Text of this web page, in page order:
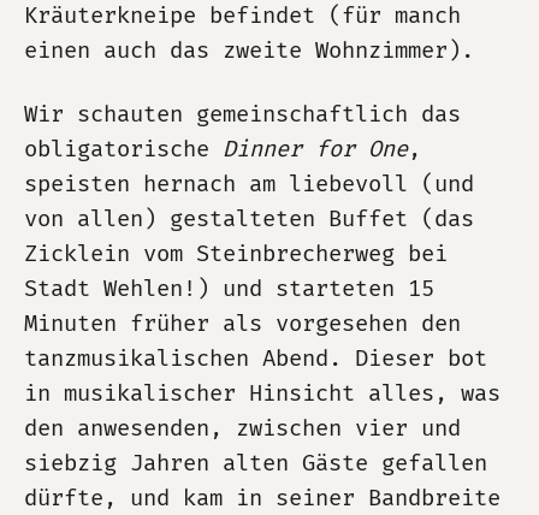
Kräuterkneipe befindet (für manch
einen auch das zweite Wohnzimmer).
Wir schauten gemeinschaftlich das
obligatorische Dinner for One,
speisten hernach am liebevoll (und
von allen) gestalteten Buffet (das
Zicklein vom Steinbrecherweg bei
Stadt Wehlen!) und starteten 15
Minuten früher als vorgesehen den
tanzmusikalischen Abend. Dieser bot
in musikalischer Hinsicht alles, was
den anwesenden, zwischen vier und
siebzig Jahren alten Gäste gefallen
dürfte, und kam in seiner Bandbreite